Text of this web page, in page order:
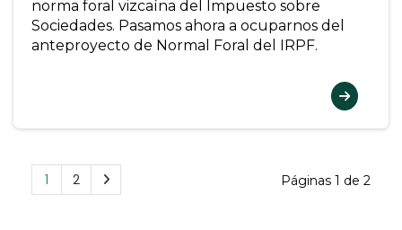
norma foral vizcaína del Impuesto sobre
Sociedades. Pasamos ahora a ocuparnos del
anteproyecto de Normal Foral del IRPF.
Páginas 1 de 2
1 2